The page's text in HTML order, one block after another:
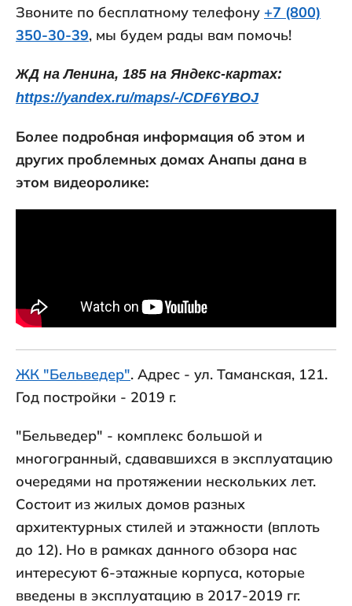
Звоните по бесплатному телефону +7 (800)
350-30-39, мы будем рады вам помочь!
ЖД на Ленина, 185 на Яндекс-картах:
https://yandex.ru/maps/-/CDF6YBOJ
Более подробная информация об этом и
других проблемных домах Анапы дана в
этом видеоролике:
ЖК "Бельведер". Адрес - ул. Таманская, 121.
Год постройки - 2019 г.
"Бельведер" - комплекс большой и
многогранный, сдававшихся в эксплуатацию
очередями на протяжении нескольких лет.
Состоит из жилых домов разных
архитектурных стилей и этажности (вплоть
до 12). Но в рамках данного обзора нас
интересуют 6-этажные корпуса, которые
введены в эксплуатацию в 2017-2019 гг.